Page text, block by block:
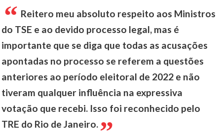
Reitero meu absoluto respeito aos Ministros
do TSE e ao devido processo legal, mas é
importante que se diga que todas as acusações
apontadas no processo se referem a questões
anteriores ao período eleitoral de 2022 e não
tiveram qualquer influência na expressiva
votação que recebi. Isso foi reconhecido pelo
TRE do Rio de Janeiro.